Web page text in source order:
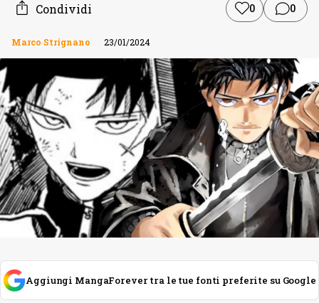
Condividi 0 0
Marco Strignano 23/01/2024
Aggiungi MangaForever tra le tue fonti preferite su Google